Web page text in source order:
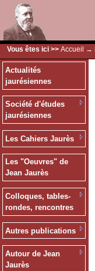
Vous êtes ici >> Accueil →
Actualités
jaurésiennes
Société d'études
jaurésiennes
Les Cahiers Jaurès
Les "Oeuvres" de
Jean Jaurès
Colloques, tables-
rondes, rencontres
Autres publications
Autour de Jean
Jaurès